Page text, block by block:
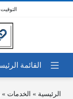
الرئيسية » الخدمات »